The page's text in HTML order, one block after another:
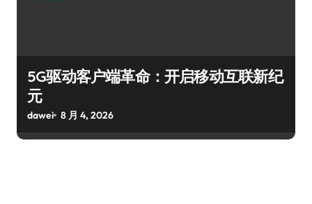
5G驱动客户端革命：开启移动互联新纪
元
dawei 8 月 4, 2026